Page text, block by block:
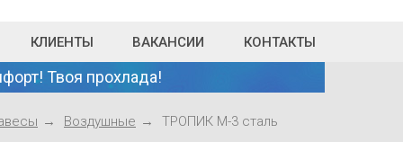
КЛИЕНТЫ ВАКАНСИИ КОНТАКТЫ
Твоя прохлада!
Воздушные ТРОПИК М-3 сталь